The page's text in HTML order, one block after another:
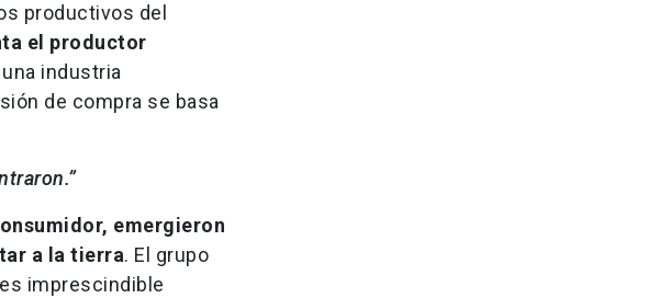
productivos del
el productor
industria
de compra se basa
emergieron
a la tierra. El grupo
imprescindible